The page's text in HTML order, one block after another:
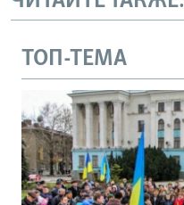
ТОП-ТЕМА